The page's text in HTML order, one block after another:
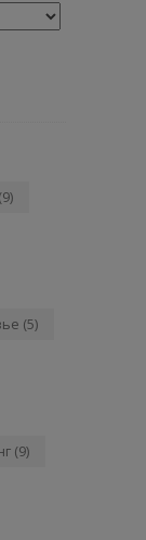
(9)
(5)
(9)